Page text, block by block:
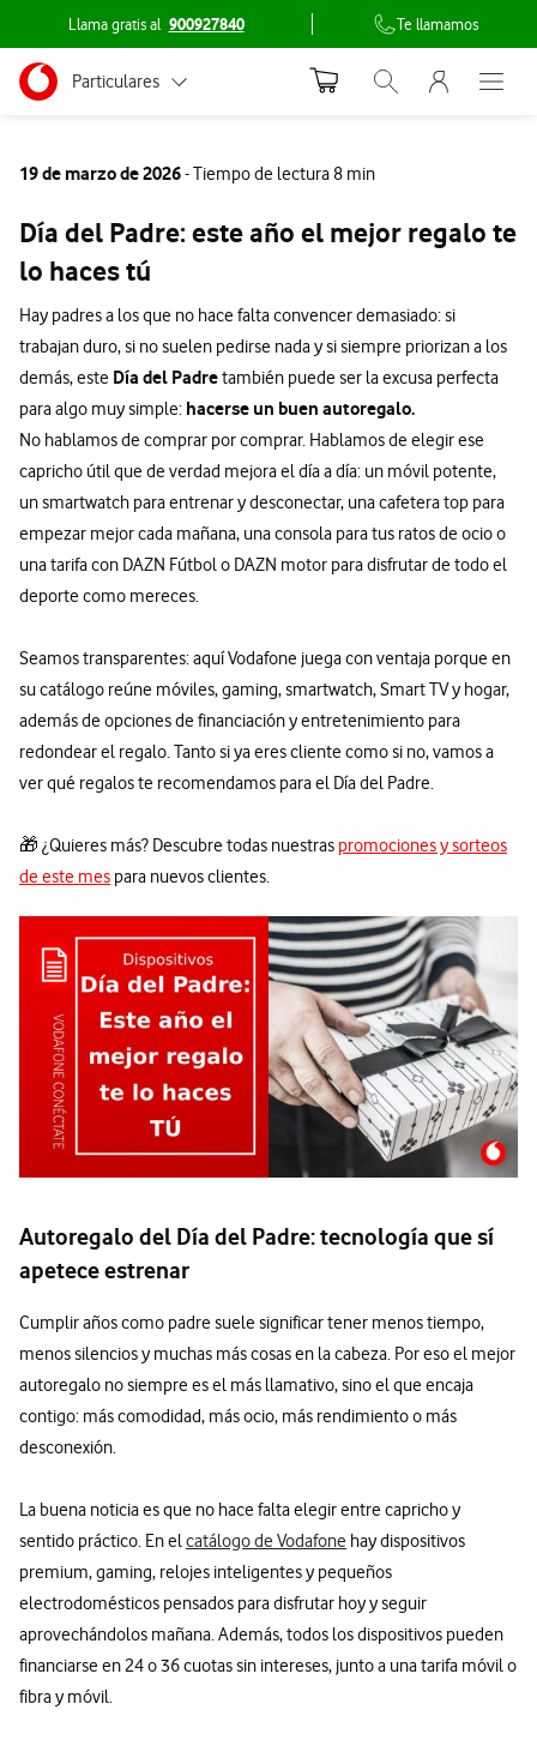
Llama gratis al 900927840 Te llamamos
Ir a la pagina principal de vodafone.es
Menu navegación Segmento
Particulares
y AA.PP.
Abrir buscador.
Menu
Abre
19 de marzo de 2026- Tiempo de lectura 8 min
Día del Padre: este año el mejor regalo te
lo haces tú
Hay padres a los que no hace falta convencer demasiado: si
trabajan duro, si no suelen pedirse nada y si siempre priorizan a los
demás, este Día del Padretambién puede ser la excusa perfecta
para algo muy simple: hacerse un buen autoregalo.
No hablamos de comprar por comprar. Hablamos de elegir ese
capricho útil que de verdad mejora el día a día: un móvil potente,
un smartwatch para entrenar y desconectar, una cafetera top para
empezar mejor cada mañana, una consola para tus ratos de ocio o
una tarifa con DAZN Fútbol o DAZN motor para disfrutar de todo el
deporte como mereces.
Seamos transparentes: aquí Vodafone juega con ventaja porque en
su catálogo reúne móviles, gaming, smartwatch, Smart TV y hogar,
además de opciones de financiación y entretenimiento para
redondear el regalo. Tanto si ya eres cliente como si no, vamos a
ver qué regalos te recomendamos para el Día del Padre.
🎁 ¿Quieres más? Descubre todas nuestras promociones y sorteos
de este mes para nuevos clientes.
Autoregalo del Día del Padre: tecnología que sí
apetece estrenar
Cumplir años como padre suele significar tener menos tiempo,
menos silencios y muchas más cosas en la cabeza. Por eso el mejor
autoregalo no siempre es el más llamativo, sino el que encaja
contigo: más comodidad, más ocio, más rendimiento o más
desconexión.
La buena noticia es que no hace falta elegir entre capricho y
sentido práctico. En elcatálogo de Vodafone hay dispositivos
premium, gaming, relojes inteligentes y pequeños
electrodomésticos pensados para disfrutar hoy y seguir
aprovechándolos mañana. Además, todos los dispositivos pueden
financiarse en 24 o 36 cuotas sin intereses, junto a una tarifa móvil o
fibra y móvil.